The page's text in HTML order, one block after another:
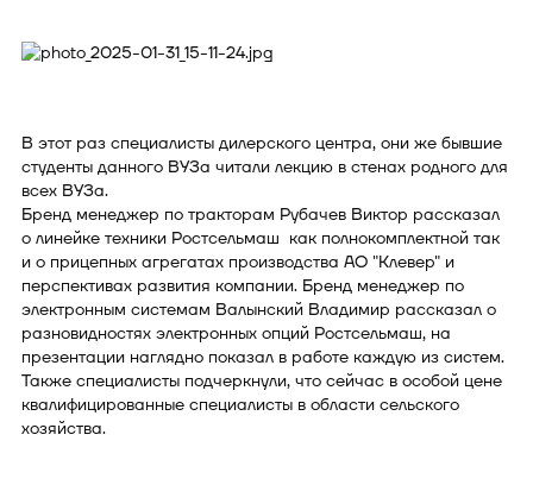
В этот раз специалисты дилерского центра, они же бывшие
студенты данного ВУЗа читали лекцию в стенах родного для
всех ВУЗа.
Бренд менеджер по тракторам Рубачев Виктор рассказал
о линейке техники Ростсельмаш как полнокомплектной так
и о прицепных агрегатах производства АО "Клевер" и
перспективах развития компании. Бренд менеджер по
электронным системам Валынский Владимир рассказал о
разновидностях электронных опций Ростсельмаш, на
презентации наглядно показал в работе каждую из систем.
Также специалисты подчеркнули, что сейчас в особой цене
квалифицированные специалисты в области сельского
хозяйства.